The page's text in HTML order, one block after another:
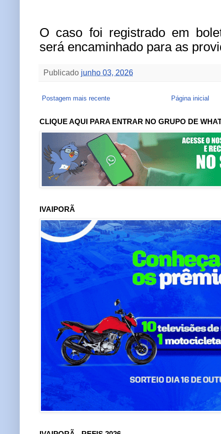
O caso foi registrado em
será encaminhado para as
Publicado junho 03, 2026
Postagem mais recente Página inicial
CLIQUE AQUI PARA ENTRAR NO GRUPO DE
IVAIPORÃ